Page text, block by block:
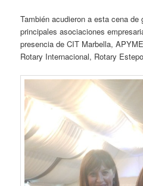
También acudieron a esta cena de
principales asociaciones
presencia de CIT Marbella,
Rotary Internacional, Rotary